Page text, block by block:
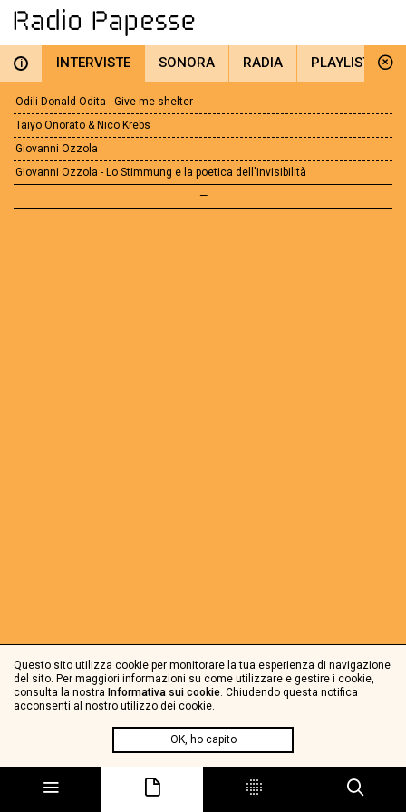
i INTERVISTE SONORA RADIA PLAYLIST
Odili Donald Odita - Give me shelter
Taiyo Onorato & Nico Krebs
Giovanni Ozzola
Giovanni Ozzola - Lo Stimmung e la poetica dell'invisibilità
—
Questo sito utilizza cookie per monitorare la tua esperienza di navigazione
del sito. Per maggiori informazioni su come utilizzare e gestire i cookie,
consulta la nostra Informativa sui cookie. Chiudendo questa notifica
acconsenti al nostro utilizzo dei cookie.
OK, ho capito